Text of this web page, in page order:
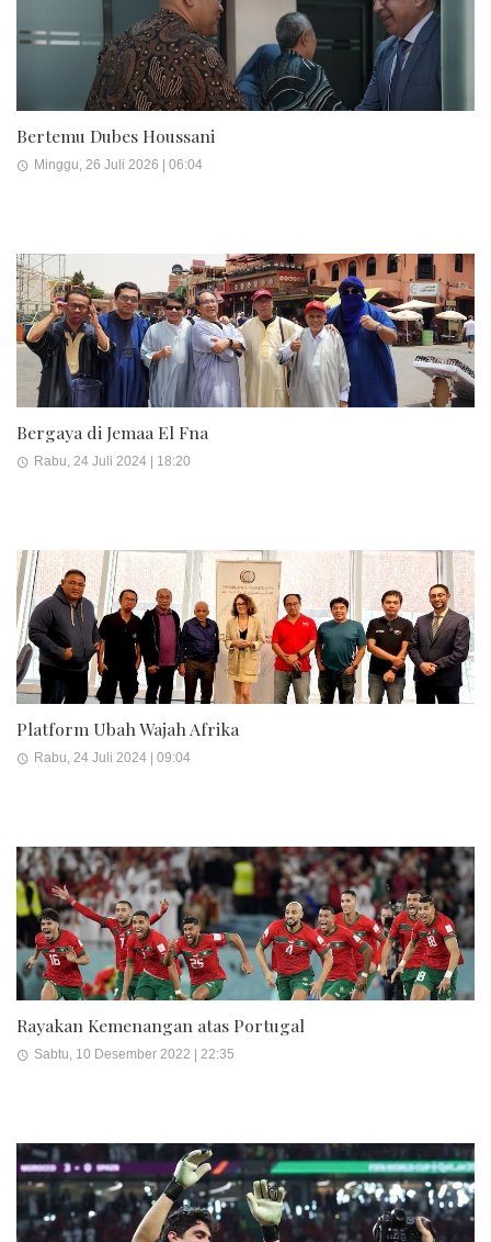
Bertemu Dubes Houssani
Minggu, 26 Juli 2026 | 06:04
Bergaya di Jemaa El Fna
Rabu, 24 Juli 2024 | 18:20
Platform Ubah Wajah Afrika
Rabu, 24 Juli 2024 | 09:04
Rayakan Kemenangan atas Portugal
Sabtu, 10 Desember 2022 | 22:35